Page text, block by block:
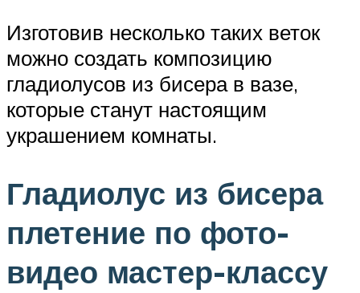
Изготовив несколько таких веток
можно создать композицию
гладиолусов из бисера в вазе,
которые станут настоящим
украшением комнаты.
Гладиолус из бисера
плетение по фото-
видео мастер-классу